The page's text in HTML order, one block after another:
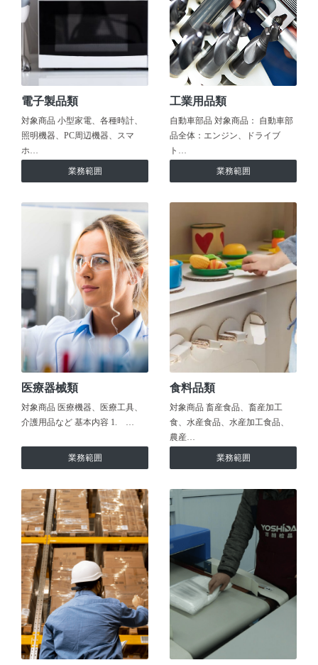
電子製品類
対象商品 小型家電、各種時計、
照明機器、PC周辺機器、スマ
ホ…
業務範囲
工業用品類
自動車部品 対象商品： 自動車部
品全体：エンジン、ドライブ
ト…
業務範囲
医療器械類
対象商品 医療機器、医療工具、
介護用品など 基本内容 1. …
業務範囲
食料品類
対象商品 畜産食品、畜産加工
食、水産食品、水産加工食品、
農産…
業務範囲